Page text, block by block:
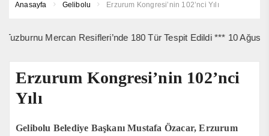
Anasayfa Gelibolu Erzurum Kongresi’nin 102’nci Yılı
Mercan Resifleri’nde 180 Tür Tespit Edildi *** 10
Erzurum Kongresi’nin 102’nci
Yılı
Gelibolu Belediye Başkanı Mustafa Özacar, Erzurum